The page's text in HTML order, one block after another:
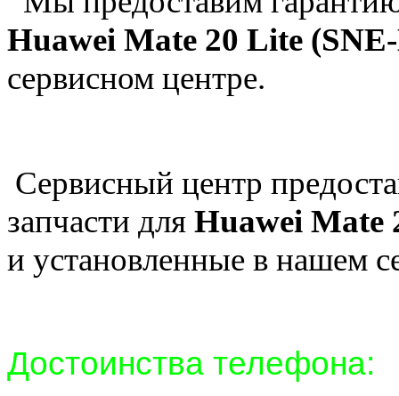
Huawei Mate 20 Lite
сервисном центре.
Сервисный центр
запчасти для Huawei Mate
и установленные в нашем
Достоинства телефона: